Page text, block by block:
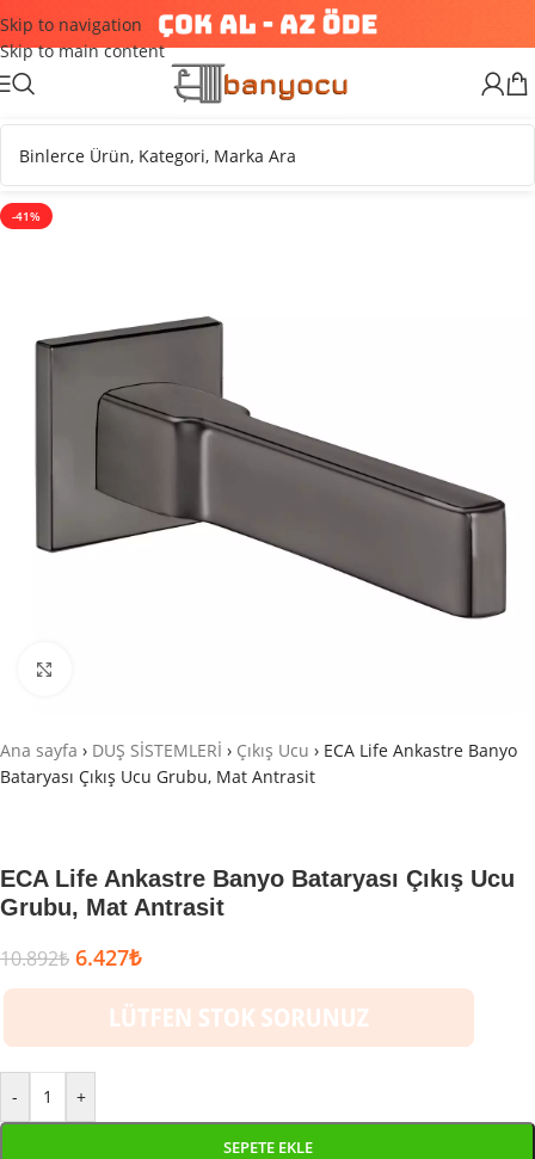
Skip to navigation
Skip to main content
-41%
Ana sayfa › DUŞ SİSTEMLERİ › Çıkış Ucu › ECA Life Ankastre Banyo
Bataryası Çıkış Ucu Grubu, Mat Antrasit
ECA Life Ankastre Banyo Bataryası Çıkış Ucu
Grubu, Mat Antrasit
10.892₺ 6.427₺
- +
SEPETE EKLE